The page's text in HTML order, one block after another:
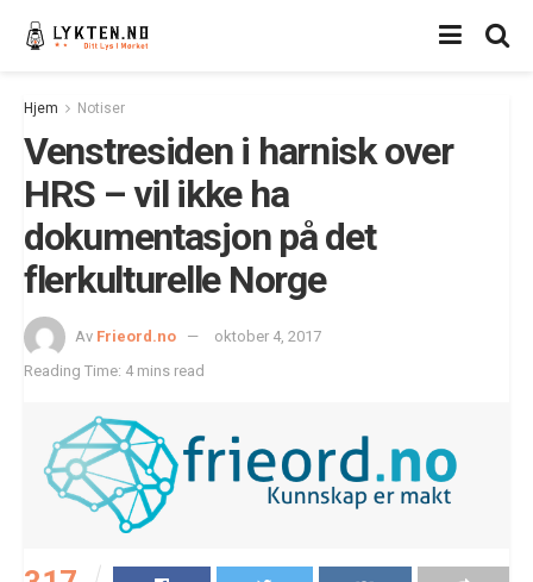
Hjem Notiser
Venstresiden i harnisk over
HRS – vil ikke ha
dokumentasjon på det
flerkulturelle Norge
Av Frieord.no
oktober 4, 2017
Reading Time: 4 mins read